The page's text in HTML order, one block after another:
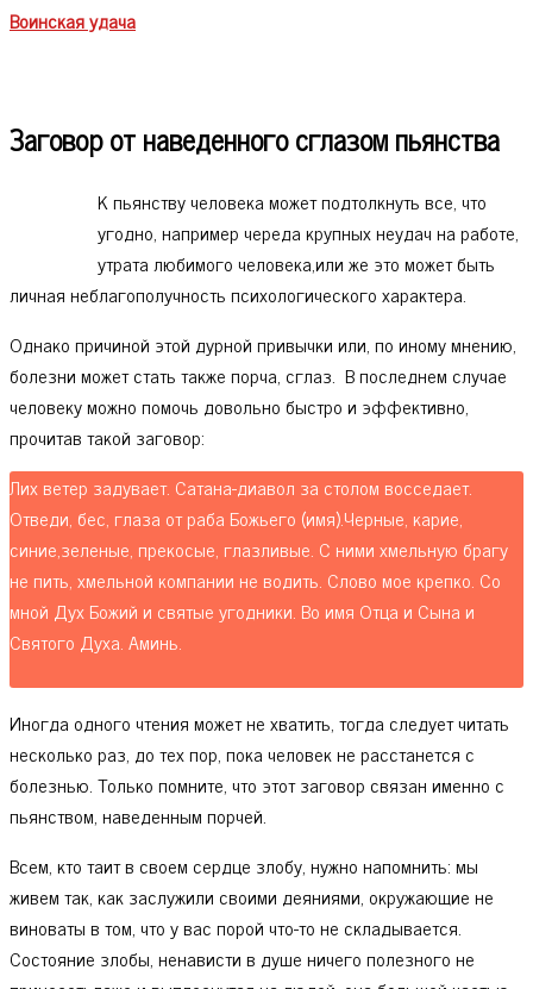
Воинская удача
Заговор от наведенного сглазом пьянства
К пьянству человека может подтолкнуть все, что
угодно, например череда крупных неудач на работе,
утрата любимого человека,или же это может быть
личная неблагополучность психологического характера.
Однако причиной этой дурной привычки или, по иному мнению,
болезни может стать также порча, сглаз. В последнем случае
человеку можно помочь довольно быстро и эффективно,
прочитав такой заговор:
Лих ветер задувает. Сатана-диавол за столом восседает.
Отведи, бес, глаза от раба Божьего (имя).Черные, карие,
синие,зеленые, прекосые, глазливые. С ними хмельную брагу
не пить, хмельной компании не водить. Слово мое крепко. Со
мной Дух Божий и святые угодники. Во имя Отца и Сына и
Святого Духа. Аминь.
Иногда одного чтения может не хватить, тогда следует читать
несколько раз, до тех пор, пока человек не расстанется с
болезнью. Только помните, что этот заговор связан именно с
пьянством, наведенным порчей.
Всем, кто таит в своем сердце злобу, нужно напомнить: мы
живем так, как заслужили своими деяниями, окружающие не
виноваты в том, что у вас порой что-то не складывается.
Состояние злобы, ненависти в душе ничего полезного не